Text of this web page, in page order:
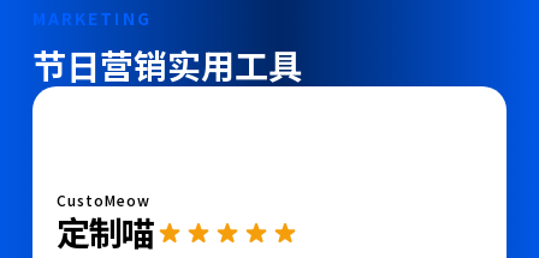
MARKETING
节日营销实用工具
CustoMeow
定制喵